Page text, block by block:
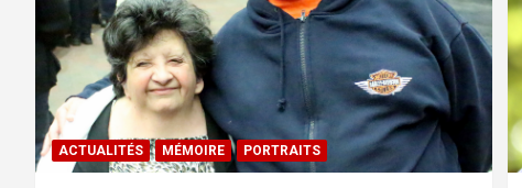
ACTUALITÉS MÉMOIRE PORTRAITS